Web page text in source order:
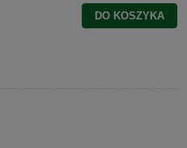
DO KOSZYKA